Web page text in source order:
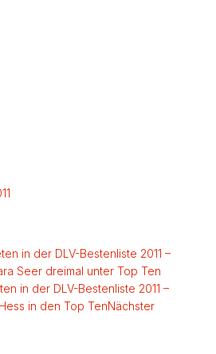
in der DLV-Bestenliste 2011 –
Seer dreimal unter Top Ten
in der DLV-Bestenliste 2011 –
in den Top TenNächster